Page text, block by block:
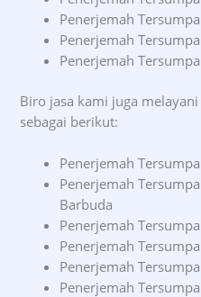
Penerjemah
Penerjemah
Penerjemah
Biro jasa kami juga
sebagai berikut:
Penerjemah
Penerjemah
Barbuda
Penerjemah
Penerjemah
Penerjemah
Penerjemah